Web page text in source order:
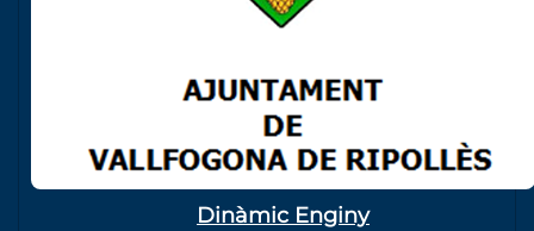
Dinàmic Enginy